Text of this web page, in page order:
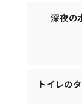
深夜の
トイレの